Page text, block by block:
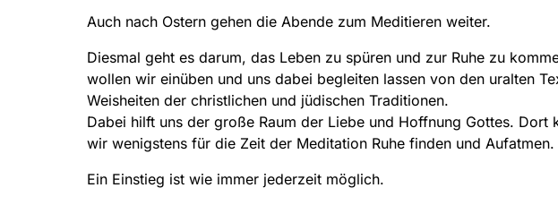
Auch nach Ostern gehen die Abende zum Meditieren weiter.
Diesmal geht es darum, das Leben zu spüren und zur Ruhe zu
wollen wir einüben und uns dabei begleiten lassen von den uralten
Weisheiten der christlichen und jüdischen Traditionen.
Dabei hilft uns der große Raum der Liebe und Hoffnung Gottes. Dort
wir wenigstens für die Zeit der Meditation Ruhe finden und Aufatmen.
Ein Einstieg ist wie immer jederzeit möglich.